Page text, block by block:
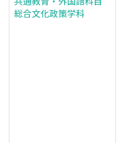
総合文化政策学科